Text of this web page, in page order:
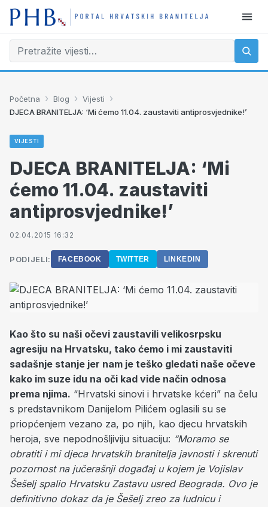
Početna › Blog › Vijesti ›
DJECA BRANITELJA: ‘Mi ćemo 11.04. zaustaviti antiprosvjednike!’
VIJESTI
DJECA BRANITELJA: ‘Mi
ćemo 11.04. zaustaviti
antiprosvjednike!’
02.04.2015 16:32
PODIJELI: FACEBOOK TWITTER LINKEDIN
Kao što su naši očevi zaustavili velikosrpsku
agresiju na Hrvatsku, tako ćemo i mi zaustaviti
sadašnje stanje jer nam je teško gledati naše očeve
kako im suze idu na oči kad vide način odnosa
prema njima. “Hrvatski sinovi i hrvatske kćeri” na čelu
s predstavnikom Danijelom Pilićem oglasili su se
priopćenjem vezano za, po njih, kao djecu hrvatskih
heroja, sve nepodnošljiviju situaciju: “Moramo se
obratiti i mi djeca hrvatskih branitelja javnosti i skrenuti
pozornost na jučerašnji događaj u kojem je Vojislav
Šešelj spalio Hrvatsku Zastavu usred Beograda. Ovo je
definitivno dokaz da je Šešelj zreo za ludnicu i